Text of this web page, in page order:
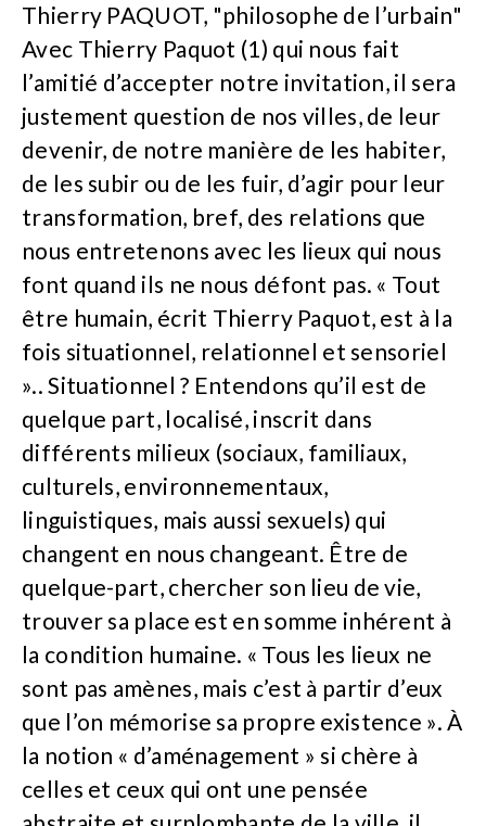
Thierry PAQUOT, "philosophe de l’urbain"
Avec Thierry Paquot (1) qui nous fait
l’amitié d’accepter notre invitation, il sera
justement question de nos villes, de leur
devenir, de notre manière de les habiter,
de les subir ou de les fuir, d’agir pour leur
transformation, bref, des relations que
nous entretenons avec les lieux qui nous
font quand ils ne nous défont pas. « Tout
être humain, écrit Thierry Paquot, est à la
fois situationnel, relationnel et sensoriel
».. Situationnel ? Entendons qu’il est de
quelque part, localisé, inscrit dans
différents milieux (sociaux, familiaux,
culturels, environnementaux,
linguistiques, mais aussi sexuels) qui
changent en nous changeant. Être de
quelque-part, chercher son lieu de vie,
trouver sa place est en somme inhérent à
la condition humaine. « Tous les lieux ne
sont pas amènes, mais c’est à partir d’eux
que l’on mémorise sa propre existence ». À
la notion « d’aménagement » si chère à
celles et ceux qui ont une pensée